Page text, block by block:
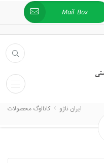
Mail Box
ایران ناژو کاتالوگ محصولات